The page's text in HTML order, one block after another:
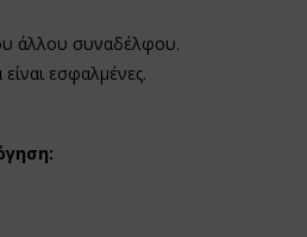
άλλου συναδέλφου.
εσφαλμένες.